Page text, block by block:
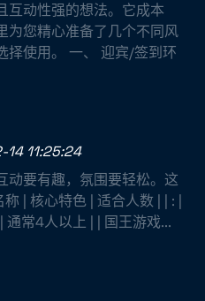
互动性强的想法。它成本
为您精心准备了几个不同风
择使用。 一、 迎宾/签到环
11:25:24
动要有趣，氛围要轻松。这
| 核心特色 | 适合人数 | | : |
常4人以上 | | 国王游戏...